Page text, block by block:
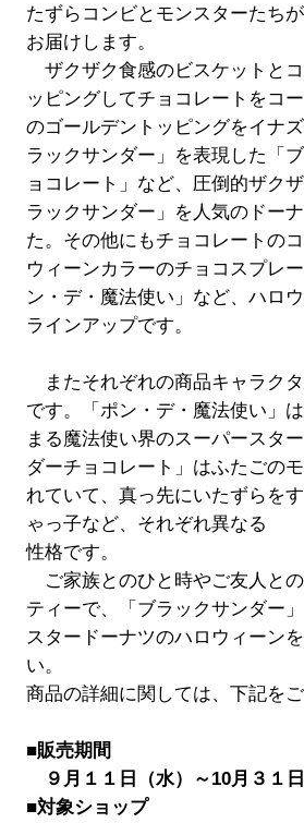
たずらコンビとモンスターたち
お届けします。
ザクザク食感のビスケットと
ッピングしてチョコレートをコ
のゴールデントッピングをイナ
ラックサンダー」を表現した「
ョコレート」など、圧倒的ザク
ラックサンダー」を人気のドー
た。その他にもチョコレートの
ウィーンカラーのチョコスプレ
ン・デ・魔法使い」など、ハロ
ラインアップです。
またそれぞれの商品キャラク
です。「ポン・デ・魔法使い」
まる魔法使い界のスーパースタ
ダーチョコレート」はふたごの
れていて、真っ先にいたずらを
ゃっ子など、それぞれ異なる
性格です。
ご家族とのひと時やご友人と
ティーで、「ブラックサンダー
スタードーナツのハロウィーン
い。
商品の詳細に関しては、下記をご
■販売期間
９月１１日（水）～10月３１
■対象ショップ